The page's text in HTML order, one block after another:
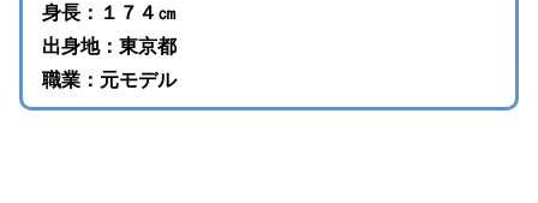
身長：１７４㎝
出身地：東京都
職業：元モデル